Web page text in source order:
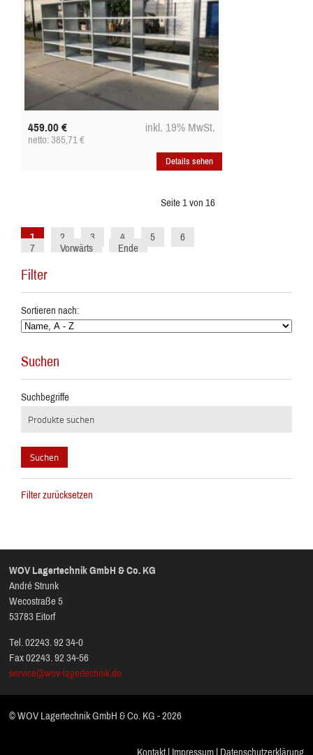
459.00 € inkl. 19% MwSt.
netto: 385,71€
Details sehen
Seite 1 von 16
1 2 3 4 5
6
7
Vorwärts Ende
Filter
Sortieren nach:
Suchen
Suchbegriffe
Filter zurücksetzen
WOV Lagertechnik GmbH & Co. KG
André Strunk
Wecostraße 5
53783 Eitorf
Tel. 02243. 92 34-0
Fax 02243. 92 34-56
service@wov-lagertechnik.de
© WOV Lagertechnik GmbH & Co. KG - 2026
Kontakt| Impressum| Datenschutzerklärung